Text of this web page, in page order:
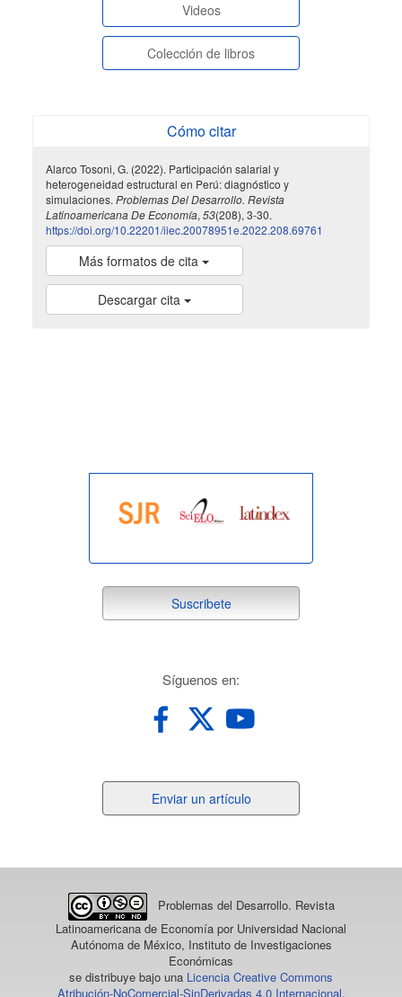
Videos
Colección de libros
Cómo citar
Alarco Tosoni, G. (2022). Participación salarial y
heterogeneidad estructural en Perú: diagnóstico y
simulaciones. Problemas Del Desarrollo. Revista
Latinoamericana De Economía, 53(208), 3-30.
https://doi.org/10.22201/iiec.20078951e.2022.208.69761
Más formatos de cita
Descargar cita
suscribete
Suscribete
Síguenos en:
un
Enviar un artículo
Problemas del Desarrollo. Revista
Latinoamericana de Economía por Universidad Nacional
Autónoma de México, Instituto de Investigaciones
Económicas
se distribuye bajo una Licencia Creative Commons
Atribución-NoComercial-SinDerivadas 4.0 Internacional.